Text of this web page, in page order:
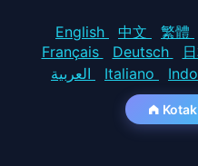
English 中文 繁體
Français
Deutsch
Italiano